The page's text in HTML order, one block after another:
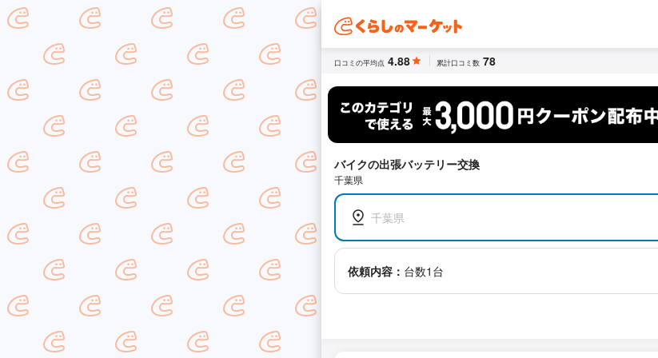
口コミの平均点 4.88 累計口コミ数 78
バイクの出張バッテリー交換
千葉県
千葉県
依頼内容： 台数1台